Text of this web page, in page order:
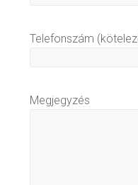
Telefonszám
Megjegyzés